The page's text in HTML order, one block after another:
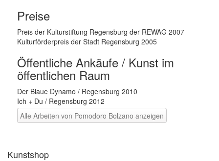
Preise
Preis der Kulturstiftung Regensburg der REWAG 2007
Kulturförderpreis der Stadt Regensburg 2005
Öffentliche Ankäufe / Kunst im
öffentlichen Raum
Der Blaue Dynamo / Regensburg 2010
Ich + Du / Regensburg 2012
Alle Arbeiten von Pomodoro Bolzano anzeigen
Kunstshop